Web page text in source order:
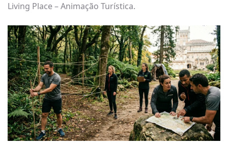
Living Place – Animação Turística.